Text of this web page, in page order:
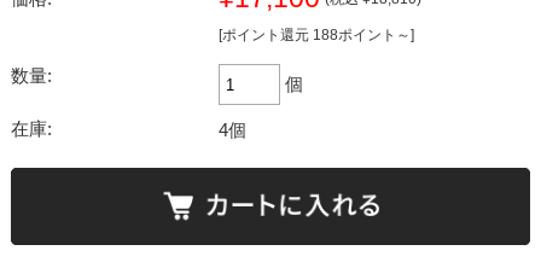
[ポイント還元 188ポイント～]
数量: 個
在庫: 4個